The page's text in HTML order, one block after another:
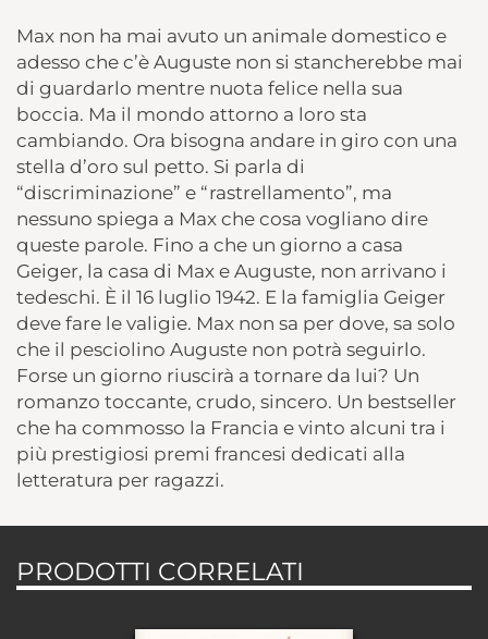
Max non ha mai avuto un animale domestico e
adesso che c’è Auguste non si stancherebbe mai
di guardarlo mentre nuota felice nella sua
boccia. Ma il mondo attorno a loro sta
cambiando. Ora bisogna andare in giro con una
stella d’oro sul petto. Si parla di
“discriminazione” e “rastrellamento”, ma
nessuno spiega a Max che cosa vogliano dire
queste parole. Fino a che un giorno a casa
Geiger, la casa di Max e Auguste, non arrivano i
tedeschi. È il 16 luglio 1942. E la famiglia Geiger
deve fare le valigie. Max non sa per dove, sa solo
che il pesciolino Auguste non potrà seguirlo.
Forse un giorno riuscirà a tornare da lui? Un
romanzo toccante, crudo, sincero. Un bestseller
che ha commosso la Francia e vinto alcuni tra i
più prestigiosi premi francesi dedicati alla
letteratura per ragazzi.
PRODOTTI CORRELATI